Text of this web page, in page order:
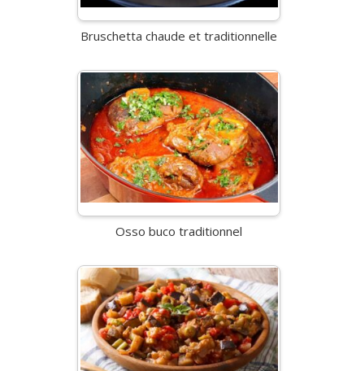
Bruschetta chaude et traditionnelle
Osso buco traditionnel